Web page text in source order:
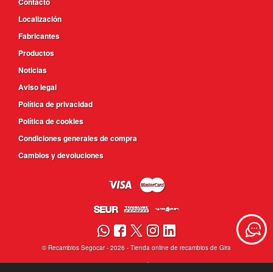
Localización
Fabricantes
Productos
Noticias
Aviso legal
Política de privacidad
Política de cookies
Condiciones generales de compra
Cambios y devoluciones
© Recambios Segocar- 2026 -Tienda online de recambios de Gira